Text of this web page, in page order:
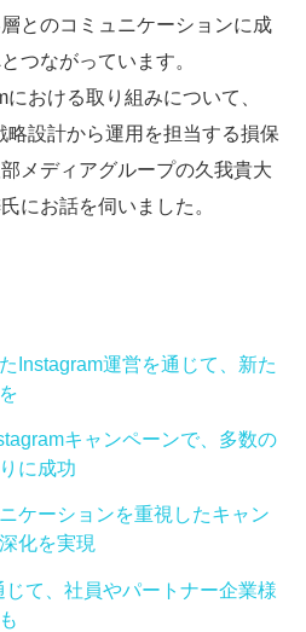
とのコミュニケーションに成
つながっています。
おける取り組みについて、
略設計から運用を担当する損保
メディアグループの久我貴大
にお話を伺いました。
Instagram運営を通じて、新た
キャンペーンで、多数の
に成功
ケーションを重視したキャン
化を実現
じて、社員やパートナー企業様